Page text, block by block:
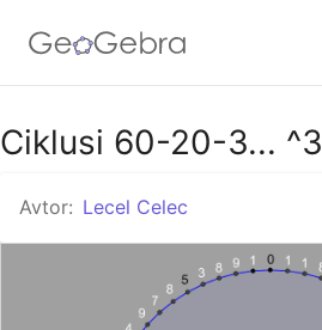
Google Classroom
GeoGebra Classroom
Ciklusi 60-20-3... ^3
Avtor: Lecel Celec